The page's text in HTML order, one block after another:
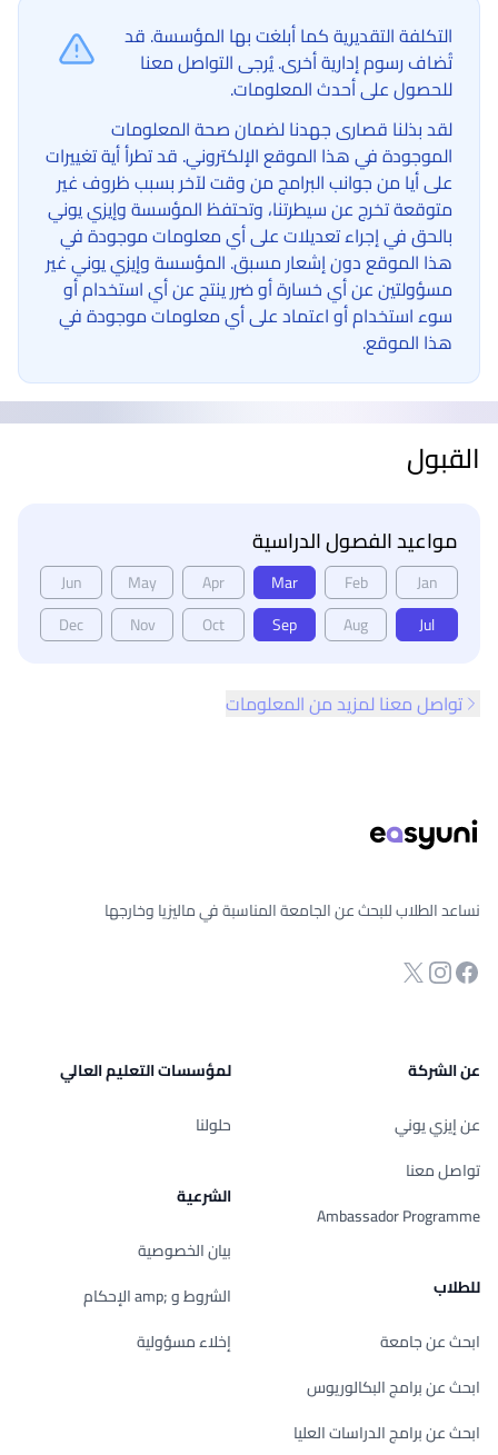
التكلفة التقديرية كما أبلغت بها المؤسسة. قد
تُضاف رسوم إدارية أخرى. يُرجى التواصل معنا
للحصول على أحدث المعلومات.
لقد بذلنا قصارى جهدنا لضمان صحة المعلومات
الموجودة في هذا الموقع الإلكتروني. قد تطرأ أية تغييرات
على أيا من جوانب البرامج من وقت لآخر بسبب ظروف غير
متوقعة تخرج عن سيطرتنا، وتحتفظ المؤسسة وإيزي يوني
بالحق في إجراء تعديلات على أي معلومات موجودة في
هذا الموقع دون إشعار مسبق. المؤسسة وإيزي يوني غير
مسؤولتين عن أي خسارة أو ضرر ينتج عن أي استخدام أو
سوء استخدام أو اعتماد على أي معلومات موجودة في
هذا الموقع.
القبول
مواعيد الفصول الدراسية
Jan
Feb
Mar
Apr
May
Jun
Jul
Aug
Sep
Oct
Nov
Dec
تواصل معنا لمزيد من المعلومات
نساعد الطلاب للبحث عن الجامعة المناسبة في ماليزيا وخارجها
صفحة الفيسبوك
انستجرام
Twitter
عن الشركة
عن إيزي يوني
تواصل معنا
Ambassador Programme
للطلاب
ابحث عن جامعة
ابحث عن برامج البكالوريوس
ابحث عن برامج الدراسات العليا
لمؤسسات التعليم العالي
حلولنا
الشرعية
بيان الخصوصية
الشروط و ;amp الإحكام
إخلاء مسؤولية